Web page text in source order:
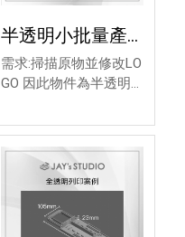
半透明小批量產
經典案例 - 3D逆
向掃描
需求:掃描原物並修改LO
GO 因此物件為半透明
逆向工程報價 5000元 3
D樣品打樣 1200 小批量
產(100個)單價900/總價
9萬元 總報價95000